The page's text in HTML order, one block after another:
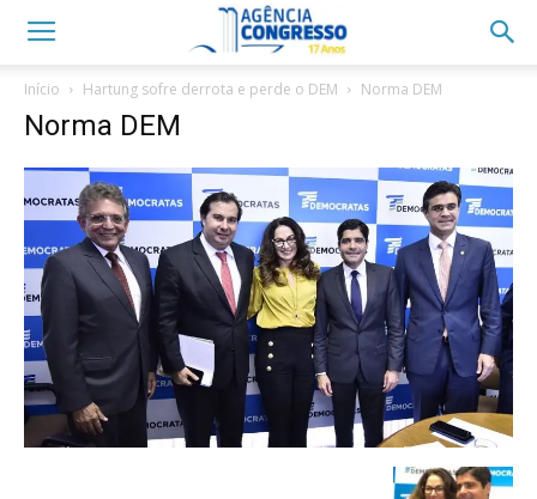
Início Hartung sofre derrota e perde o DEM Norma DEM
Norma DEM